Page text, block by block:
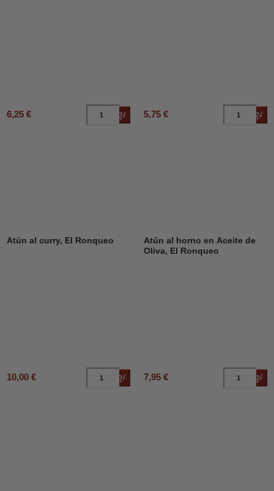
6,25 € Añadir al carrito
5,75 €
Atún al curry, El Ronqueo
10,00 € Añadir al carrito
Atún al horno en Aceite de
Oliva, El Ronqueo
7,95 €